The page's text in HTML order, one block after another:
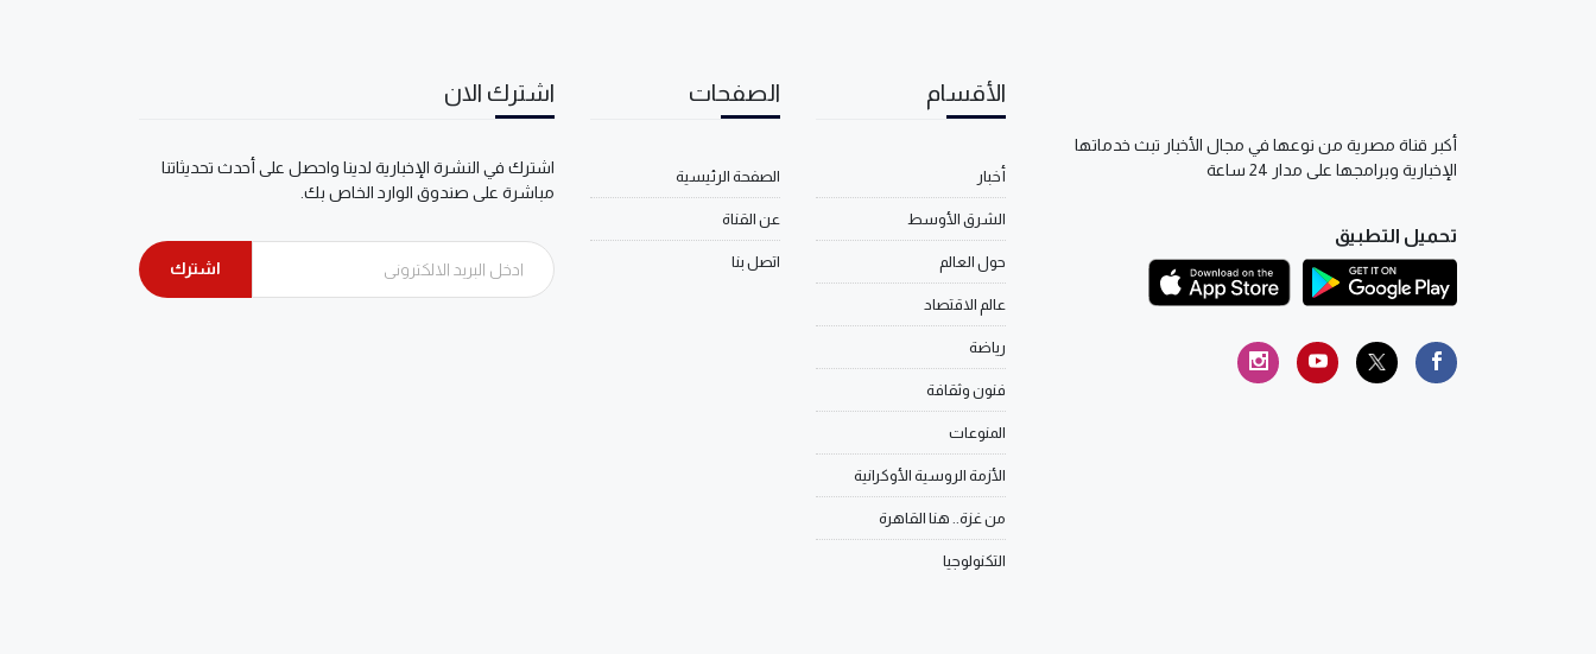
أكبر قناة مصرية من نوعها في مجال الأخبار تبث خدماتها
الإخبارية وبرامجها على مدار 24 ساعة
تحميل التطبيق
الأقسام
أخبار
الشرق الأوسط
حول العالم
عالم الاقتصاد
رياضة
فنون وثقافة
المنوعات
الأزمة الروسية الأوكرانية
من غزة.. هنا القاهرة
التكنولوجيا
الصفحات
الصفحة الرئيسية
عن القناة
اتصل بنا
اشترك الان
اشترك في النشرة الإخبارية لدينا واحصل على أحدث تحديثاتنا
مباشرة على صندوق الوارد الخاص بك.
اشترك